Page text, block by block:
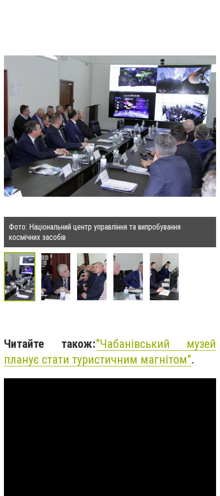
Фото: Національний центр управління та випробування
космічних засобів
Читайте також:"Чабанівський музей
планує стати туристичним магнітом".